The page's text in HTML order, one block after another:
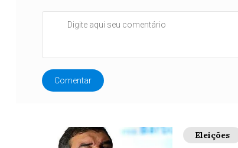
Comentar
Eleições